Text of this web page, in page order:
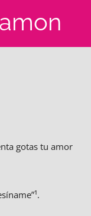
gotas tu amor